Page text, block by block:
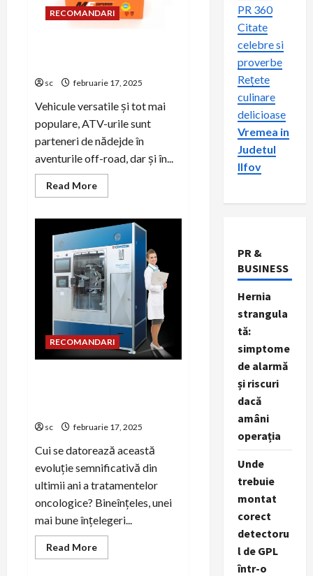
RECOMANDARI
sc februarie 17, 2025
Vehicule versatile și tot mai
populare, ATV-urile sunt
parteneri de nădejde în
aventurile off-road, dar și în...
Read MoreRead
more
utile
pentru
alegerea
și
înlocuirea
bateriei
de
ATV
RECOMANDARI
sc februarie 17, 2025
Cui se datorează această
evoluție semnificativă din
ultimii ani a tratamentelor
oncologice? Bineînțeles, unei
mai bune înțelegeri...
Read MoreRead
more
PR 360
Citate
celebre si
proverbe
Rețete
culinare
delicioase
Vremea in
Judetul
Ilfov
PR &
BUSINESS
Hernia
strangula
tă:
simptome
de alarmă
și riscuri
dacă
amâni
operația
Unde
trebuie
montat
corect
detectoru
l de GPL
într-o